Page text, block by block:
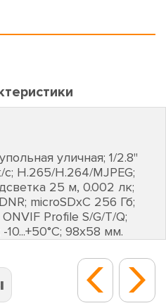
уличная; 1/2.8"
H.265/H.264/MJPEG;
25 м, 0.002 лк;
microSDхC 256 Гб;
Profile S/G/T/Q;
10...+50°C; 98х58 мм.